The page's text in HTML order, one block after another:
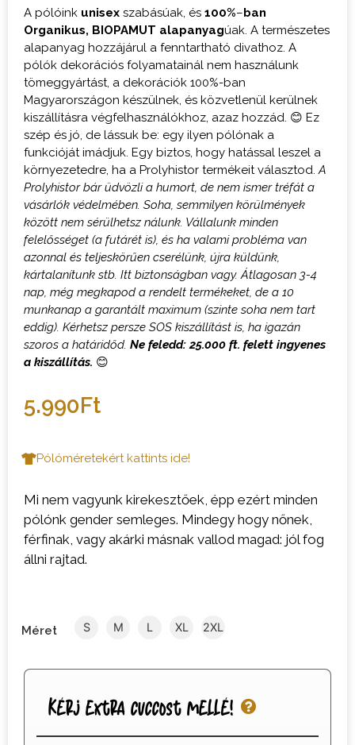
A pólóink unisex szabásúak, és 100%–ban
Organikus, BIOPAMUT alapanyagúak. A természetes
alapanyag hozzájárul a fenntartható divathoz. A
pólók dekorációs folyamatainál nem használunk
tömeggyártást, a dekorációk 100%-ban
Magyarországon készülnek, és közvetlenül kerülnek
kiszállításra végfelhasználókhoz, azaz hozzád. 😊 Ez
szép és jó, de lássuk be: egy ilyen pólónak a
funkcióját imádjuk. Egy biztos, hogy hatással leszel a
környezetedre, ha a Prolyhistor termékeit választod.A
Prolyhistor bár üdvözli a humort, de nem ismer tréfát a
vásárlók védelmében. Soha, semmilyen körülmények
között nem sérülhetsz nálunk. Vállalunk minden
felelősséget (a futárét is), és ha valami probléma van
azonnal és teljeskörűen cserélünk, újra küldünk,
kártalanítunk stb. Itt biztonságban vagy.Átlagosan 3-4
nap, még megkapod a rendelt termékeket, de a 10
munkanap a garantált maximum (szinte soha nem tart
eddig). Kérhetsz persze SOS kiszállítást is, ha igazán
szoros a határidőd. Ne feledd: 25.000 ft. felett ingyenes
a kiszállítás. 😊
5.990Ft
Pólóméretekért kattints ide!
Mi nem vagyunk kirekesztőek, épp ezért minden
pólónk gender semleges. Mindegy hogy nőnek,
férfinak, vagy akárki másnak vallod magad: jól fog
állni rajtad.
Méret S M L XL 2XL
Kérj extra cuccost mellé!